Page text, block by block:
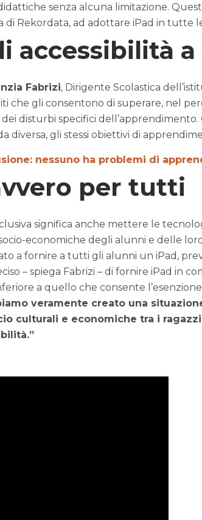
senza alcuna limitazione.
di Rekordata, ad adottare iPad in tutte
accessibilità
Fabrizi, Dirigente Scolastica
che gli consentono di superare, nel
disturbi specifici
diversa, gli stessi obiettivi di
nessuno ha problemi di
per tutti
significa anche mettere le
economiche degli alunni e delle
a fornire a tutti gli alunni un iPad,
– spiega Fabrizi – di fornire iPad in
a quello che consente
veramente creato una
culturali e economiche tra i